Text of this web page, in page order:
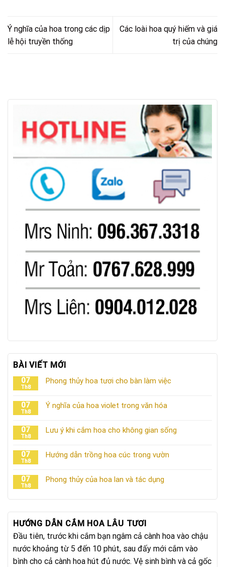
Ý nghĩa của hoa trong các dịp
lễ hội truyền thống
Các loài hoa quý hiếm và giá
trị của chúng
BÀI VIẾT MỚI
07
Th8
Phong thủy hoa tươi cho bàn làm việc
07
Th8
Ý nghĩa của hoa violet trong văn hóa
07
Th8
Lưu ý khi cắm hoa cho không gian sống
07
Th8
Hướng dẫn trồng hoa cúc trong vườn
07
Th8
Phong thủy của hoa lan và tác dụng
HƯỚNG DẪN CẮM HOA LÂU TƯƠI
Đầu tiên, trước khi cắm bạn ngâm cả cành hoa vào chậu
nước khoảng từ 5 đến 10 phút, sau đấy mới cắm vào
bình cho cả cành hoa hút đủ nước. Vệ sinh bình và cả gốc